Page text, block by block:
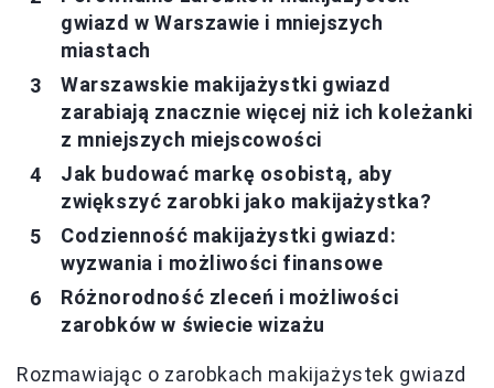
gwiazd w Warszawie i mniejszych
miastach
Warszawskie makijażystki gwiazd
zarabiają znacznie więcej niż ich koleżanki
z mniejszych miejscowości
Jak budować markę osobistą, aby
zwiększyć zarobki jako makijażystka?
Codzienność makijażystki gwiazd:
wyzwania i możliwości finansowe
Różnorodność zleceń i możliwości
zarobków w świecie wizażu
Rozmawiając o zarobkach makijażystek gwiazd